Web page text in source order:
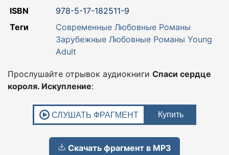
ISBN
978-5-17-182511-9
Теги
Современные Любовные Романы
Зарубежные Любовные Романы Young
Adult
Прослушайте отрывок аудиокниги Спаси сердце
короля. Искупление:
Скачать фрагмент в MP3